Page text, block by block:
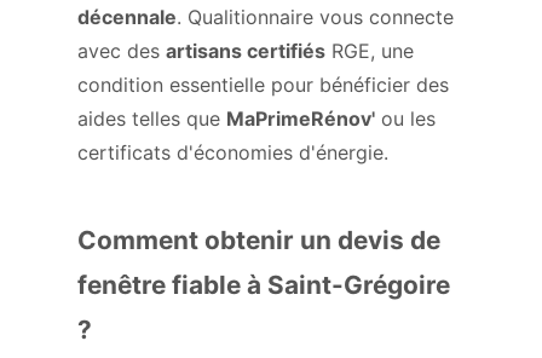
décennale. Qualitionnaire vous connecte
avec des artisans certifiés RGE, une
condition essentielle pour bénéficier des
aides telles que MaPrimeRénov' ou les
certificats d'économies d'énergie.
Comment obtenir un devis de
fenêtre fiable à Saint-Grégoire
?